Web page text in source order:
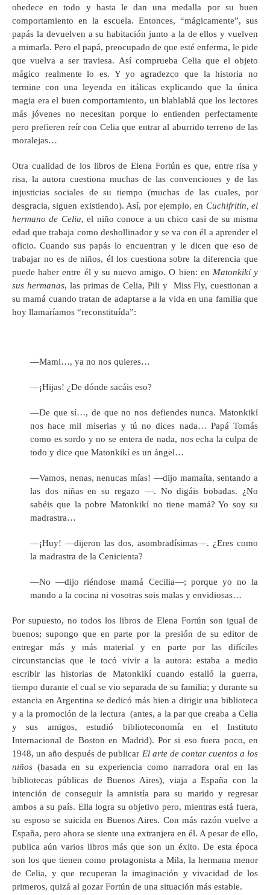
obedece en todo y hasta le dan una medalla por su buen
comportamiento en la escuela. Entonces, “mágicamente”, sus
papás la devuelven a su habitación junto a la de ellos y vuelven
a mimarla. Pero el papá, preocupado de que esté enferma, le pide
que vuelva a ser traviesa. Así comprueba Celia que el objeto
mágico realmente lo es. Y yo agradezco que la historia no
termine con una leyenda en itálicas explicando que la única
magia era el buen comportamiento, un blablablá que los lectores
más jóvenes no necesitan porque lo entienden perfectamente
pero prefieren reír con Celia que entrar al aburrido terreno de las
moralejas…
Otra cualidad de los libros de Elena Fortún es que, entre risa y
risa, la autora cuestiona muchas de las convenciones y de las
injusticias sociales de su tiempo (muchas de las cuales, por
desgracia, siguen existiendo). Así, por ejemplo, en Cuchifritín, el
hermano de Celia, el niño conoce a un chico casi de su misma
edad que trabaja como deshollinador y se va con él a aprender el
oficio. Cuando sus papás lo encuentran y le dicen que eso de
trabajar no es de niños, él los cuestiona sobre la diferencia que
puede haber entre él y su nuevo amigo. O bien: en Matonkikí y
sus hermanas, las primas de Celia, Pili y Miss Fly, cuestionan a
su mamá cuando tratan de adaptarse a la vida en una familia que
hoy llamaríamos “reconstituída”:
—Mami…, ya no nos quieres…
—¡Hijas! ¿De dónde sacáis eso?
—De que sí…, de que no nos defiendes nunca. Matonkikí
nos hace mil miserias y tú no dices nada… Papá Tomás
como es sordo y no se entera de nada, nos echa la culpa de
todo y dice que Matonkikí es un ángel…
—Vamos, nenas, nenucas mías! —dijo mamaíta, sentando a
las dos niñas en su regazo —. No digáis bobadas. ¿No
sabéis que la pobre Matonkikí no tiene mamá? Yo soy su
madrastra…
—¡Huy! —dijeron las dos, asombradísimas—. ¿Eres como
la madrastra de la Cenicienta?
—No —dijo riéndose mamá Cecilia—; porque yo no la
mando a la cocina ni vosotras sois malas y envidiosas…
Por supuesto, no todos los libros de Elena Fortún son igual de
buenos; supongo que en parte por la presión de su editor de
entregar más y más material y en parte por las difíciles
circunstancias que le tocó vivir a la autora: estaba a medio
escribir las historias de Matonkikí cuando estalló la guerra,
tiempo durante el cual se vio separada de su familia; y durante su
estancia en Argentina se dedicó más bien a dirigir una biblioteca
y a la promoción de la lectura (antes, a la par que creaba a Celia
y sus amigos, estudió biblioteconomía en el Instituto
Internacional de Boston en Madrid). Por si eso fuera poco, en
1948, un año después de publicar El arte de contar cuentos a los
niños(basada en su experiencia como narradora oral en las
bibliotecas públicas de Buenos Aires), viaja a España con la
intención de conseguir la amnistía para su marido y regresar
ambos a su país. Ella logra su objetivo pero, mientras está fuera,
su esposo se suicida en Buenos Aires. Con más razón vuelve a
España, pero ahora se siente una extranjera en él. A pesar de ello,
publica aún varios libros más que son un éxito. De esta época
son los que tienen como protagonista a Mila, la hermana menor
de Celia, y que recuperan la imaginación y vivacidad de los
primeros, quizá al gozar Fortún de una situación más estable.